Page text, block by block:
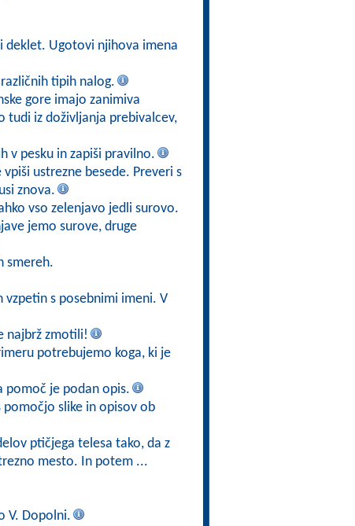
deklet. Ugotovi njihova imena
tipih nalog.
gore imajo zanimiva
tudi iz doživljanja prebivalcev,
v pesku in zapiši pravilno.
ustrezne besede. Preveri s
znova.
vso zelenjavo jedli surovo.
jemo surove, druge
smereh.
vzpetin s posebnimi imeni. V
najbrž zmotili!
potrebujemo koga, ki je
pomoč je podan opis.
pomočjo slike in opisov ob
ptičjega telesa tako, da z
mesto. In potem ...
V. Dopolni.